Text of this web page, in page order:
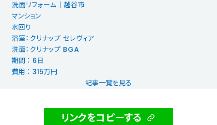
洗面リフォーム│越谷市
マンション
水回り
浴室：クリナップ セレヴィア
洗面：クリナップ BGA
期間 ： 6日
費用 ： 315万円
記事一覧を見る
リンクをコピーする